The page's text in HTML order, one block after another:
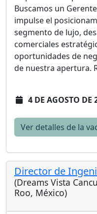
Buscamos un
impulse el
segmento de lujo,
comerciales
oportunidades de
de nuestra apertura.
4 DE AGOSTO DE
Ver detalles de la
Director de
(Dreams Vista
Roo, México)